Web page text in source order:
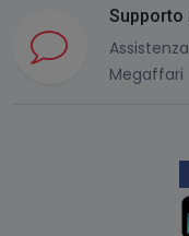
Supporto
Megaffari